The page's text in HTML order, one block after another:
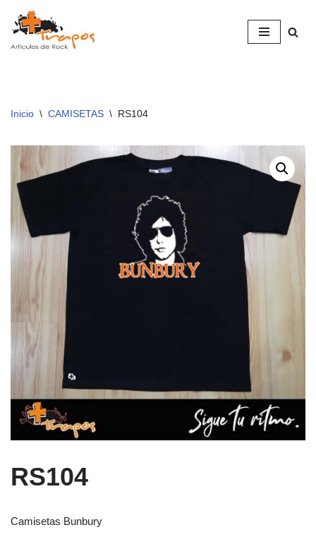
Saltar
Inicio \ CAMISETAS \ RS104
RS104
Camisetas Bunbury